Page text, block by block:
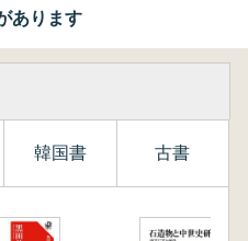
あります
韓国書 古書